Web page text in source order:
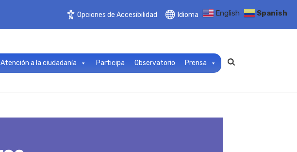
Opciones de Accesibilidad Idioma
Atención a la ciudadanía Participa Observatorio Prensa
English Spanish